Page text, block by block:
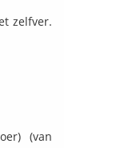
zelfver.
(van